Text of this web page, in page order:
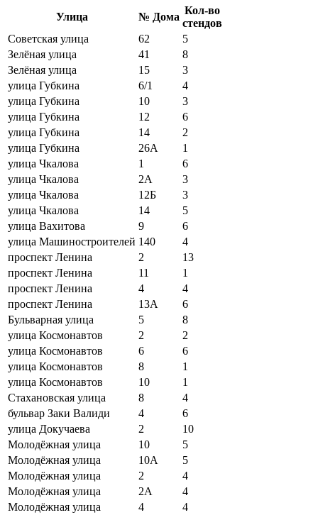
Улица
№ Дома
Кол-во
стендов
Советская улица
62
5
Зелёная улица
41
8
Зелёная улица
15
3
улица Губкина
6/1
4
улица Губкина
10
3
улица Губкина
12
6
улица Губкина
14
2
улица Губкина
26А
1
улица Чкалова
1
6
улица Чкалова
2А
3
улица Чкалова
12Б
3
улица Чкалова
14
5
улица Вахитова
9
6
улица Машиностроителей 140
4
проспект Ленина
2
13
проспект Ленина
11
1
проспект Ленина
4
4
проспект Ленина
13А
6
Бульварная улица
5
8
улица Космонавтов
2
2
улица Космонавтов
6
6
улица Космонавтов
8
1
улица Космонавтов
10
1
Стахановская улица
8
4
бульвар Заки Валиди
4
6
улица Докучаева
2
10
Молодёжная улица
10
5
Молодёжная улица
10А
5
Молодёжная улица
2
4
Молодёжная улица
2А
4
Молодёжная улица
4
4